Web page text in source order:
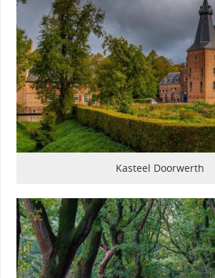
Kasteel Doorwerth